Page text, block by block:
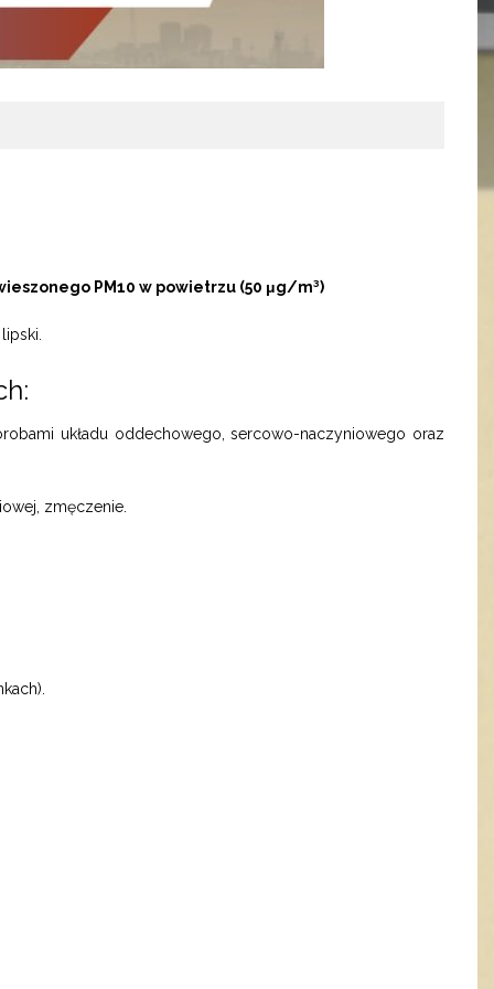
PM10 w powietrzu (50 μg/m³)
układu oddechowego, sercowo-naczyniowego oraz
zmęczenie.